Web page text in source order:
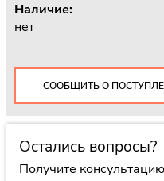
Наличие:
нет
СООБЩИТЬ О
Остались вопросы?
Получите